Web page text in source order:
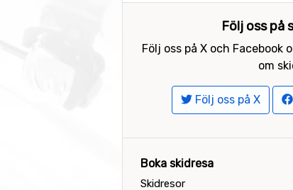
Följ oss på
Följ oss på X och
om
Följ oss på X
Boka skidresa
Skidresor